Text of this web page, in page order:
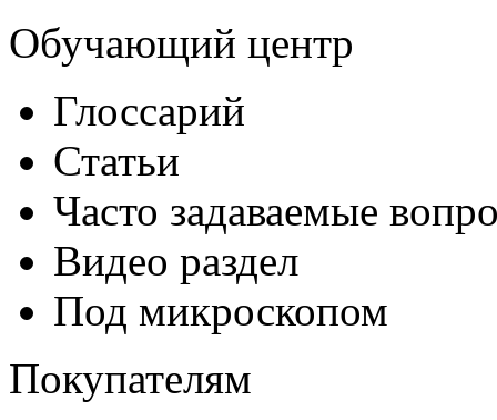
Обучающий центр
Глоссарий
Статьи
Часто задаваемые
Видео раздел
Под микроскопом
Покупателям